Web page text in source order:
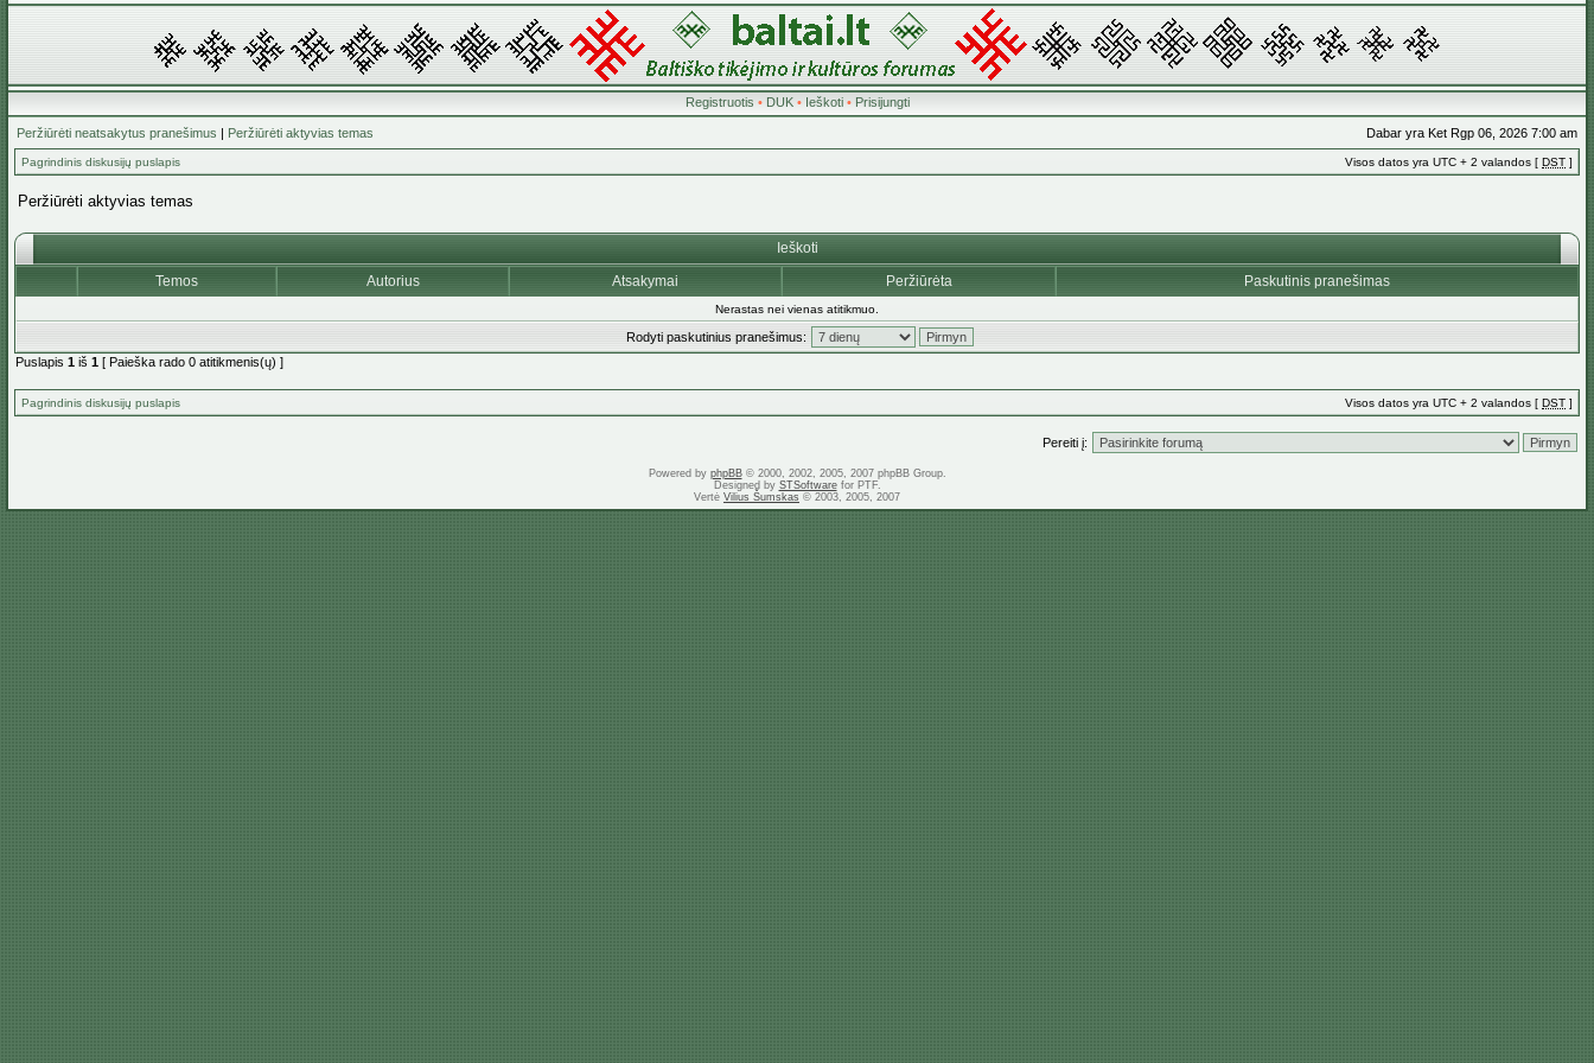
Registruotis • DUK• Ieškoti• Prisijungti
Peržiūrėti neatsakytus pranešimus | Peržiūrėti aktyvias temas Dabar yra Ket Rgp 06, 2026 7:00 am
Pagrindinis diskusijų puslapis Visos datos yra UTC + 2 valandos [ DST ]
Peržiūrėti aktyvias temas
Ieškoti
Temos
Autorius Atsakymai Peržiūrėta Paskutinis pranešimas
Nerastas nei vienas atitikmuo.
Rodyti paskutinius pranešimus:
Puslapis 1 iš 1 [ Paieška rado 0 atitikmenis(ų) ]
Pagrindinis diskusijų puslapis Visos datos yra UTC + 2 valandos [ DST ]
Pereiti į:
Powered by phpBB© 2000, 2002, 2005, 2007 phpBB Group.
Designed by STSoftwarefor PTF.
Vertė Vilius Šumskas © 2003, 2005, 2007